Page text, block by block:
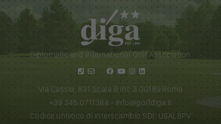
Diplomatic and International Golf Association
Via Cassia, 831 Scala B Int. 3 00189 Roma
+39 345 0711384 -info@golfdiga.it
Codice univoco di interscambio SDI: USAL8PV